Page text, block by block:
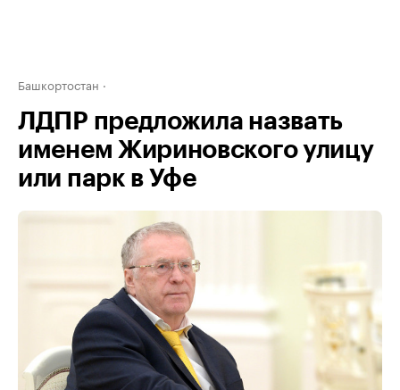
Башкортостан
ЛДПР предложила назвать
именем Жириновского улицу
или парк в Уфе